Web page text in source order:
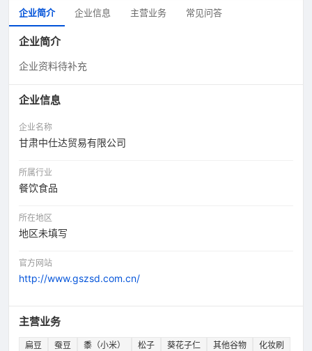
企业简介 企业信息 主营业务 常见问答
企业简介
企业资料待补充
企业信息
企业名称
甘肃中仕达贸易有限公司
所属行业
餐饮食品
所在地区
地区未填写
官方网站
http://www.gszsd.com.cn/
主营业务
扁豆 蚕豆 黍（小米） 松子 葵花子仁 其他谷物 化妆刷